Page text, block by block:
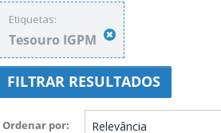
Etiquetas:
Tesouro IGPM
FILTRAR RESULTADOS
Ordenar por